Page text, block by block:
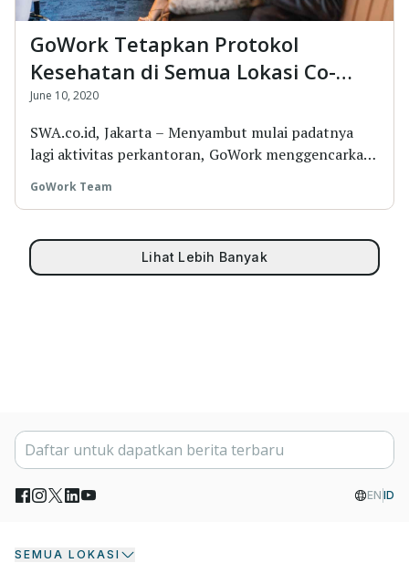
GoWork Tetapkan Protokol
Kesehatan di Semua Lokasi Co-
Working
June 10, 2020
SWA.co.id, Jakarta – Menyambut mulai padatnya
lagi aktivitas perkantoran, GoWork menggencarkan
GoWork Team
Lihat Lebih Banyak
EN ID
SEMUA LOKASI